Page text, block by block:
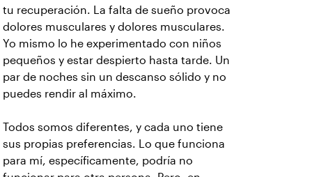
tu recuperación. La falta de sueño provoca
dolores musculares y dolores musculares.
Yo mismo lo he experimentado con niños
pequeños y estar despierto hasta tarde. Un
par de noches sin un descanso sólido y no
puedes rendir al máximo.
Todos somos diferentes, y cada uno tiene
sus propias preferencias. Lo que funciona
para mí, específicamente, podría no